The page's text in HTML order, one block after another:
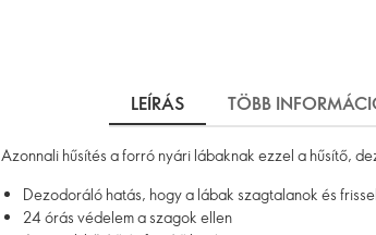
LEÍRÁS TÖBB
Azonnali hűsítés a forró nyári lábaknak ezzel a hűsítő,
Dezodoráló hatás, hogy a lábak szagtalanok és
24 órás védelem a szagok ellen